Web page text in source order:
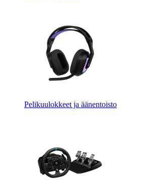
Pelikuulokkeet ja äänentoisto